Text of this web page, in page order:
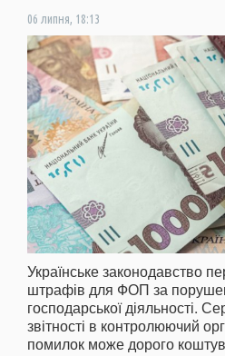
06 липня, 18:13
Українське законодавство
штрафів для ФОП за
господарської діяльності.
звітності в контролюючий
помилок може дорого